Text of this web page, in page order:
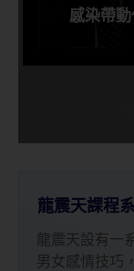
感染帶
龍震天課程
龍震天設有一
男女感情技巧